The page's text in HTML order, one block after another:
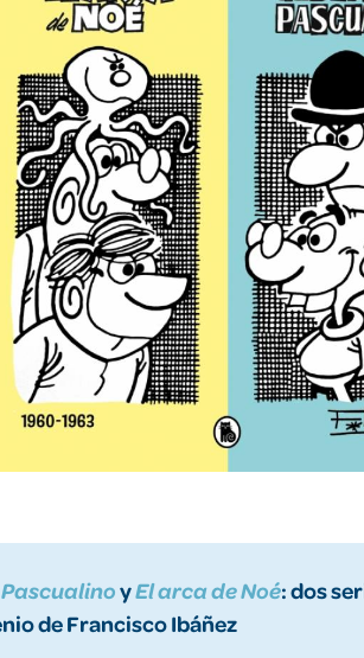
yEl arca de Noé: dos
de Francisco Ibáñez